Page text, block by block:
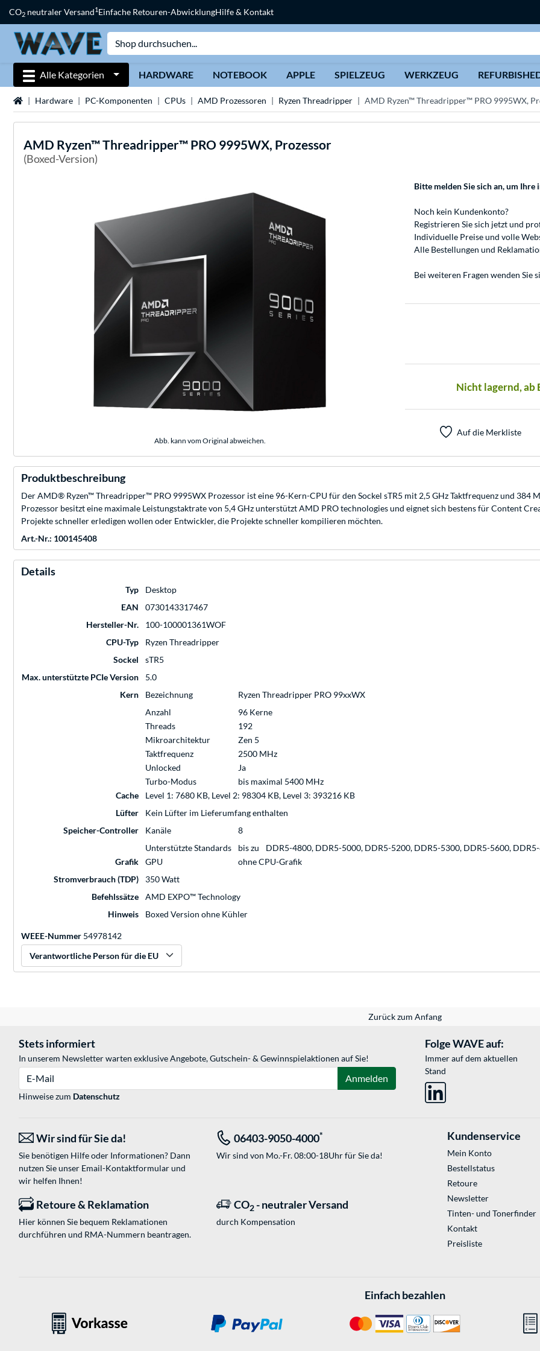
CO2 neutraler Versand1Einfache Retouren-AbwicklungHilfe & Kontakt
Alle Kategorien HARDWARE NOTEBOOK APPLE SPIELZEUG WERKZEUG
StartseiteHardware PC-Komponenten CPUs AMD Prozessoren Ryzen Threadripper AMD Ryzen™ Threadripper™ PRO 9995WX,
AMD Ryzen™ Threadripper™ PRO 9995WX, Prozessor
(Boxed-Version)
Abb. kann vom Original abweichen.
Bitte melden Sie sich an, um Ihre
Noch kein Kundenkonto?
Registrieren Sie sich jetzt und
Individuelle Preise und volle
Alle Bestellungen und
Bei weiteren Fragen wenden Sie
Nicht lagernd, ab
Auf die Merkliste
Produktbeschreibung
Der AMD® Ryzen™ Threadripper™ PRO 9995WX Prozessor ist eine 96-Kern-CPU für den Sockel sTR5 mit 2,5 GHz Taktfrequenz und
Prozessor besitzt eine maximale Leistungstaktrate von 5,4 GHz unterstützt AMD PRO technologies und eignet sich bestens für Content
Projekte schneller erledigen wollen oder Entwickler, die Projekte schneller kompilieren möchten.
Art.-Nr.: 100145408
Details
Typ
Desktop
EAN
0730143317467
Hersteller-Nr.
100-100001361WOF
CPU-Typ
Ryzen Threadripper
Sockel
sTR5
Max. unterstützte PCIe Version
5.0
Kern
Bezeichnung
Ryzen Threadripper PRO 99xxWX
Anzahl
96 Kerne
Threads
192
Mikroarchitektur
Zen 5
Taktfrequenz
2500 MHz
Unlocked
Ja
Turbo-Modus
bis maximal 5400 MHz
Cache
Level 1: 7680 KB, Level 2: 98304 KB, Level 3: 393216 KB
Lüfter
Kein Lüfter im Lieferumfang enthalten
Speicher-Controller
Kanäle
8
Unterstützte Standards
bis zu
DDR5-4800, DDR5-5000, DDR5-5200, DDR5-5300, DDR5-5600,
Grafik
GPU
ohne CPU-Grafik
Stromverbrauch (TDP)
350 Watt
Befehlssätze
AMD EXPO™ Technology
Hinweis
Boxed Version ohne Kühler
WEEE-Nummer 54978142
Verantwortliche Person für die EU
Zurück zum Anfang
Stets informiert
In unserem Newsletter warten exklusive Angebote, Gutschein- & Gewinnspielaktionen auf Sie!
Anmelden
Hinweise zum Datenschutz
Folge WAVE auf:
Immer auf dem aktuellen
Stand
Wir sind für Sie da!
Sie benötigen Hilfe oder Informationen? Dann
nutzen Sie unser Email-Kontaktformularund
wir helfen Ihnen!
06403-9050-4000*
Wir sind von Mo.-Fr. 08:00-18Uhr für Sie da!
Retoure & Reklamation
Hier können Sie bequem Reklamationen
durchführen und RMA-Nummern beantragen.
CO2 - neutraler Versand
durch Kompensation
Kundenservice
Mein Konto
Bestellstatus
Retoure
Newsletter
Tinten- und Tonerfinder
Kontakt
Preisliste
Einfach bezahlen